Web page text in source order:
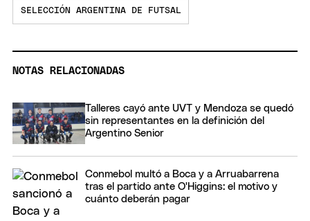
SELECCIÓN ARGENTINA DE FUTSAL
NOTAS RELACIONADAS
Talleres cayó ante UVT y Mendoza se quedó
sin representantes en la definición del
Argentino Senior
Conmebol multó a Boca y a Arruabarrena
tras el partido ante O'Higgins: el motivo y
cuánto deberán pagar